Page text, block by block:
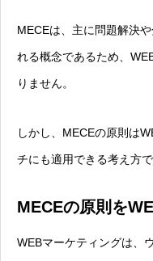
MECEは、主に問題解決
れる概念であるため、
りません。
しかし、MECEの原則は
チにも適用できる考え方で
MECEの原則を
WEBマーケティングは、